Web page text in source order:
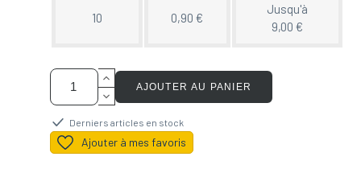
10 0,90 €
Jusqu'à
9,00 €
AJOUTER AU PANIER
Derniers articles en stock
Ajouter à mes favoris